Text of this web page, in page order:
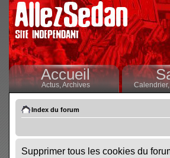
Accueil
Actus,Archives Calendrier,
Index du forum
Supprimer tous les cookies du